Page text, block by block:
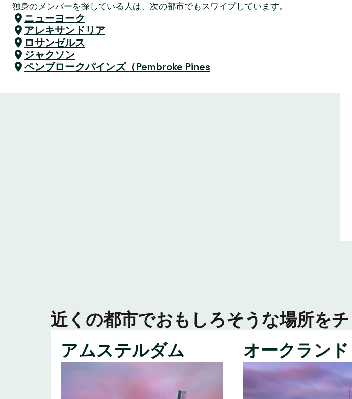
独身のメンバーを探している人は、次の都市でもスワイプしています。
ニューヨーク
アレキサンドリア
ロサンゼルス
ジャクソン
ペンブロークパインズ（Pembroke Pines
近くの都市でおもしろそうな場所を
アムステルダム
オークランド